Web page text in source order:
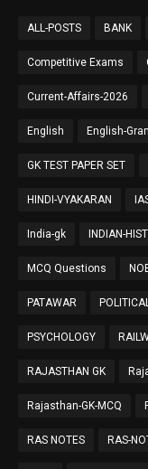
ALL-POSTS BANK
Competitive Exams
Current-Affairs-2026
English English-
GK TEST PAPER SET
HINDI-VYAKARAN
India-gk INDIAN-
MCQ Questions
PATAWAR
PSYCHOLOGY
RAJASTHAN GK
Rajasthan-GK-MCQ
RAS NOTES RAS-